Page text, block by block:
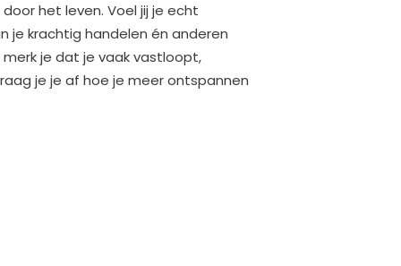
het leven. Voel jij je echt
je krachtig handelen én anderen
je dat je vaak vastloopt,
je je af hoe je meer ontspannen